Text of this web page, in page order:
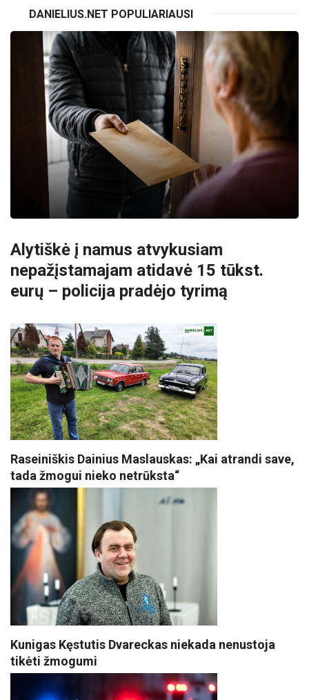
DANIELIUS.NET POPULIARIAUSI
Alytiškė į namus atvykusiam
nepažįstamajam atidavė 15 tūkst.
eurų – policija pradėjo tyrimą
Raseiniškis Dainius Maslauskas: „Kai atrandi save,
tada žmogui nieko netrūksta“
Kunigas Kęstutis Dvareckas niekada nenustoja
tikėti žmogumi